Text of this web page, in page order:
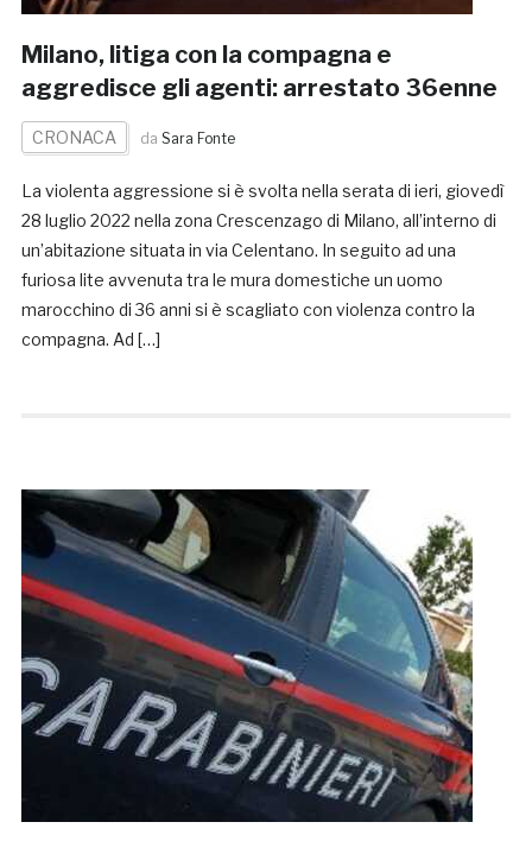
Milano, litiga con la compagna e
aggredisce gli agenti: arrestato 36enne
CRONACA da Sara Fonte
La violenta aggressione si è svolta nella serata di ieri, giovedì
28 luglio 2022 nella zona Crescenzago di Milano, all’interno di
un’abitazione situata in via Celentano. In seguito ad una
furiosa lite avvenuta tra le mura domestiche un uomo
marocchino di 36 anni si è scagliato con violenza contro la
compagna. Ad […]